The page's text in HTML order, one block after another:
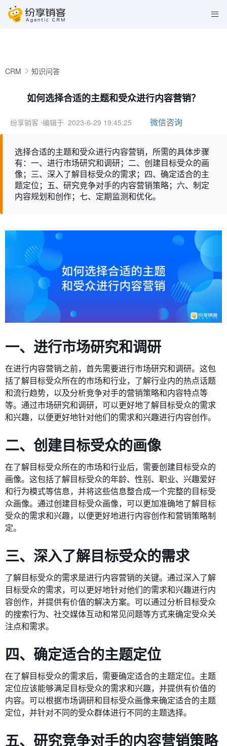
CRM 知识问答
如何选择合适的主题和受众进行内容营销？
纷享销客 ⋅编辑于 2023-6-29 19:45:25 微信咨询
选择合适的主题和受众进行内容营销，所需的具体步骤
有：一、进行市场研究和调研；二、创建目标受众的画
像；三、深入了解目标受众的需求；四、确定适合的主
题定位；五、研究竞争对手的内容营销策略；六、制定
内容规划和创作；七、定期监测和优化。
一、进行市场研究和调研
在进行内容营销之前，首先需要进行市场研究和调研。这包
括了解目标受众所在的市场和行业，了解行业内的热点话题
和流行趋势，以及分析竞争对手的营销策略和内容特点等
等。通过市场研究和调研，可以更好地了解目标受众的需求
和兴趣，以便更好地针对他们的需求和兴趣进行内容创作。
二、创建目标受众的画像
在了解目标受众所在的市场和行业后，需要创建目标受众的
画像。这包括了解目标受众的年龄、性别、职业、兴趣爱好
和行为模式等信息，并将这些信息整合成一个完整的目标受
众画像。通过创建目标受众画像，可以更加准确地了解目标
受众的需求和兴趣，以便更好地进行内容创作和营销策略制
定。
三、深入了解目标受众的需求
了解目标受众的需求是进行内容营销的关键。通过深入了解
目标受众的需求，可以更好地针对他们的需求和兴趣进行内
容创作，并提供有价值的解决方案。可以通过分析目标受众
的搜索行为、社交媒体互动和常见问题等方式来确定受众关
注点和需求。
四、确定适合的主题定位
在了解目标受众的需求后，需要确定适合的主题定位。主题
定位应该能够满足目标受众的需求和兴趣，并提供有价值的
内容。可以根据市场调研和目标受众画像来确定适合的主题
定位，并针对不同的受众群体进行不同的主题选择。
五、研究竞争对手的内容营销策略